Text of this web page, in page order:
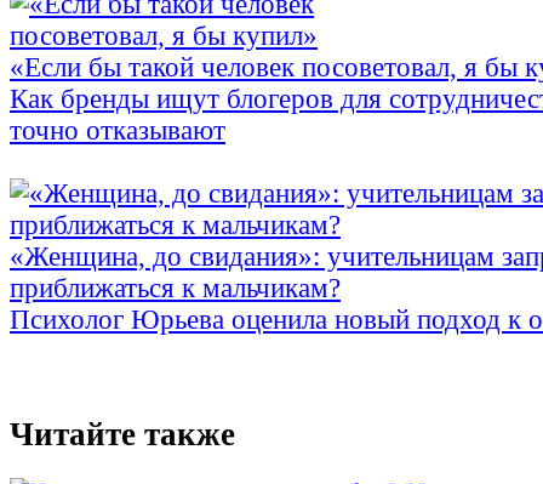
«Если бы такой человек посоветовал, я бы
Как бренды ищут блогеров для
точно отказывают
«Женщина, до свидания»: учительницам
приближаться к мальчикам?
Психолог Юрьева оценила новый подход к
Читайте также